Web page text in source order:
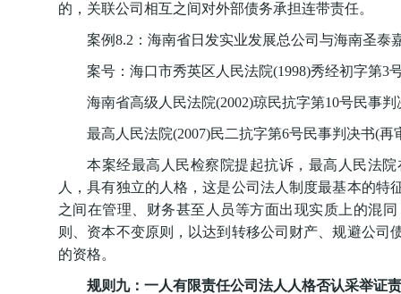
的，关联公司相互之间对外部债务承担连带责任。
案例8.2：海南省日发实业发展总公司与海南圣泰
案号：海口市秀英区人民法院(1998)秀经初字第3
海南省高级人民法院(2002)琼民抗字第10号民事判
最高人民法院(2007)民二抗字第6号民事判决书(
本案经最高人民检察院提起抗诉，最高人民法
人，具有独立的人格，这是公司法人制度最基本的
之间在管理、财务甚至人员等方面出现实质上的混
则、资本不变原则，以达到转移公司财产、规避公
的资格。
规则九：一人有限责任公司法人人格否认采举证